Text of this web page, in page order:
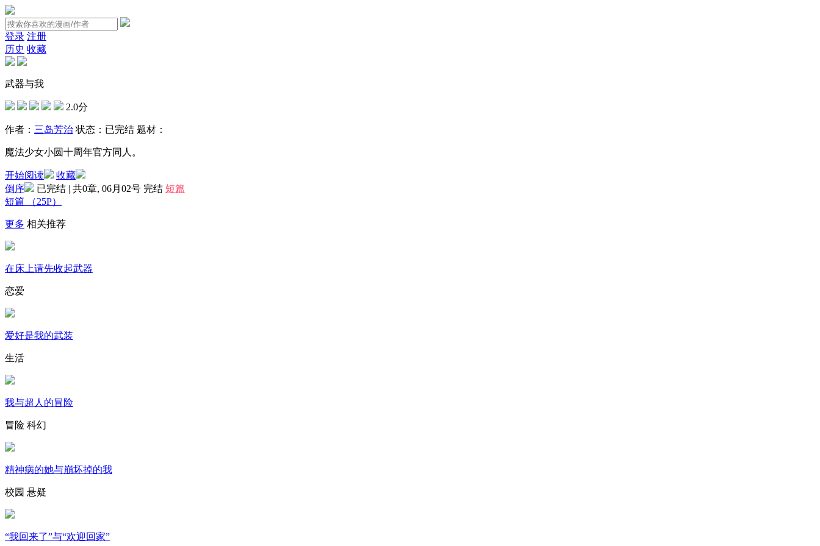
登录 注册
历史 收藏
武器与我
2.0分
作者： 三岛芳治 状态： 已完结 题材：
魔法少女小圆十周年官方同人。
开始阅读
收藏
倒序
已完结 | 共0章, 06月02号 完结 短篇
短篇
（25P）
更多 相关推荐
在床上请先收起武器
恋爱
爱好是我的武装
生活
我与超人的冒险
冒险 科幻
精神病的她与崩坏掉的我
校园 悬疑
“我回来了”与“欢迎回家”